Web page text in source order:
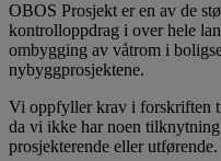
OBOS Prosjekt er en av de
kontrolloppdrag i over hele
ombygging av våtrom i
nybyggprosjektene.
Vi oppfyller krav i forskriften
da vi ikke har noen tilknytning
prosjekterende eller utførende.